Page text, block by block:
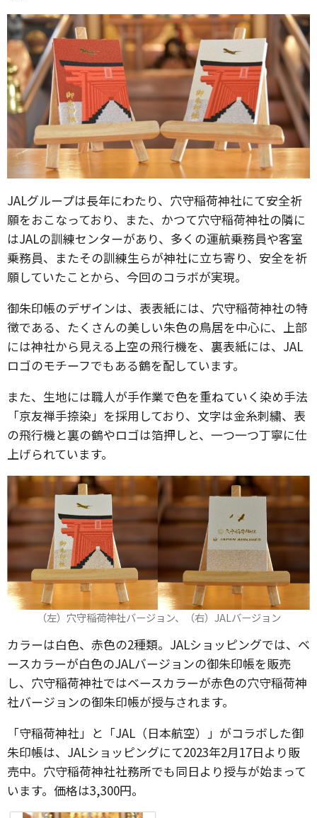
JALグループは長年にわたり、穴守稲荷神社にて安全祈
願をおこなっており、また、かつて穴守稲荷神社の隣に
はJALの訓練センターがあり、多くの運航乗務員や客室
乗務員、またその訓練生らが神社に立ち寄り、安全を祈
願していたことから、今回のコラボが実現。
御朱印帳のデザインは、表表紙には、穴守稲荷神社の特
徴である、たくさんの美しい朱色の鳥居を中心に、上部
には神社から見える上空の飛行機を、裏表紙には、JAL
ロゴのモチーフでもある鶴を配しています。
また、生地には職人が手作業で色を重ねていく染め手法
「京友禅手捺染」を採用しており、文字は金糸刺繍、表
の飛行機と裏の鶴やロゴは箔押しと、一つ一つ丁寧に仕
上げられています。
（左）穴守稲荷神社バージョン、（右）JALバージョン
カラーは白色、赤色の2種類。JALショッピングでは、ベ
ースカラーが白色のJALバージョンの御朱印帳を販売
し、穴守稲荷神社ではベースカラーが赤色の穴守稲荷神
社バージョンの御朱印帳が授与されます。
「守稲荷神社」と「JAL（日本航空）」がコラボした御
朱印帳は、JALショッピングにて2023年2月17日より販
売中。穴守稲荷神社社務所でも同日より授与が始まって
います。価格は3,300円。